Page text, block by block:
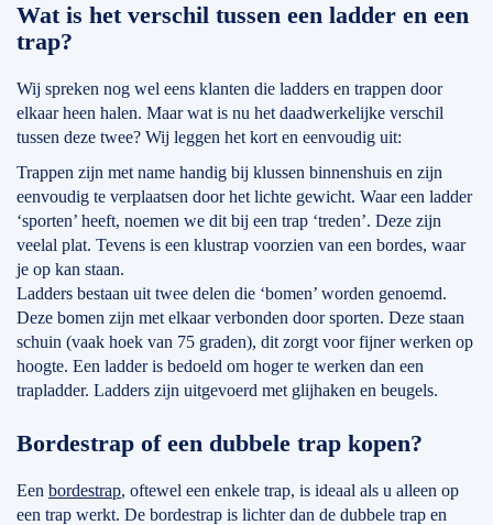
Wat is het verschil tussen een ladder en een
trap?
Wij spreken nog wel eens klanten die ladders en trappen door
elkaar heen halen. Maar wat is nu het daadwerkelijke verschil
tussen deze twee? Wij leggen het kort en eenvoudig uit:
Trappen zijn met name handig bij klussen binnenshuis en zijn
eenvoudig te verplaatsen door het lichte gewicht. Waar een ladder
‘sporten’ heeft, noemen we dit bij een trap ‘treden’. Deze zijn
veelal plat. Tevens is een klustrap voorzien van een bordes, waar
je op kan staan.
Ladders bestaan uit twee delen die ‘bomen’ worden genoemd.
Deze bomen zijn met elkaar verbonden door sporten. Deze staan
schuin (vaak hoek van 75 graden), dit zorgt voor fijner werken op
hoogte. Een ladder is bedoeld om hoger te werken dan een
trapladder. Ladders zijn uitgevoerd met glijhaken en beugels.
Bordestrap of een dubbele trap kopen?
Een bordestrap, oftewel een enkele trap, is ideaal als u alleen op
een trap werkt. De bordestrap is lichter dan de dubbele trap en